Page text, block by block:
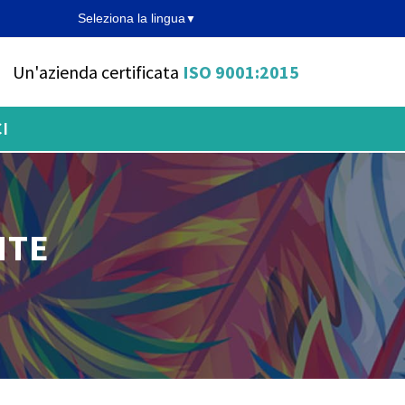
Seleziona la lingua
Un'azienda certificata ISO 9001:2015